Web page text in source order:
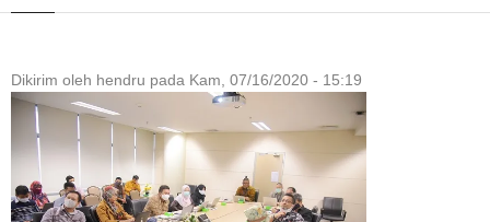
Dikirim oleh hendru pada Kam, 07/16/2020 - 15:19